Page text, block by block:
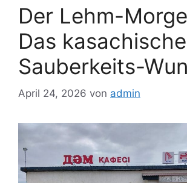
Der Lehm-
Das kasachische
Sauberkeits-
April 24, 2026 von admin